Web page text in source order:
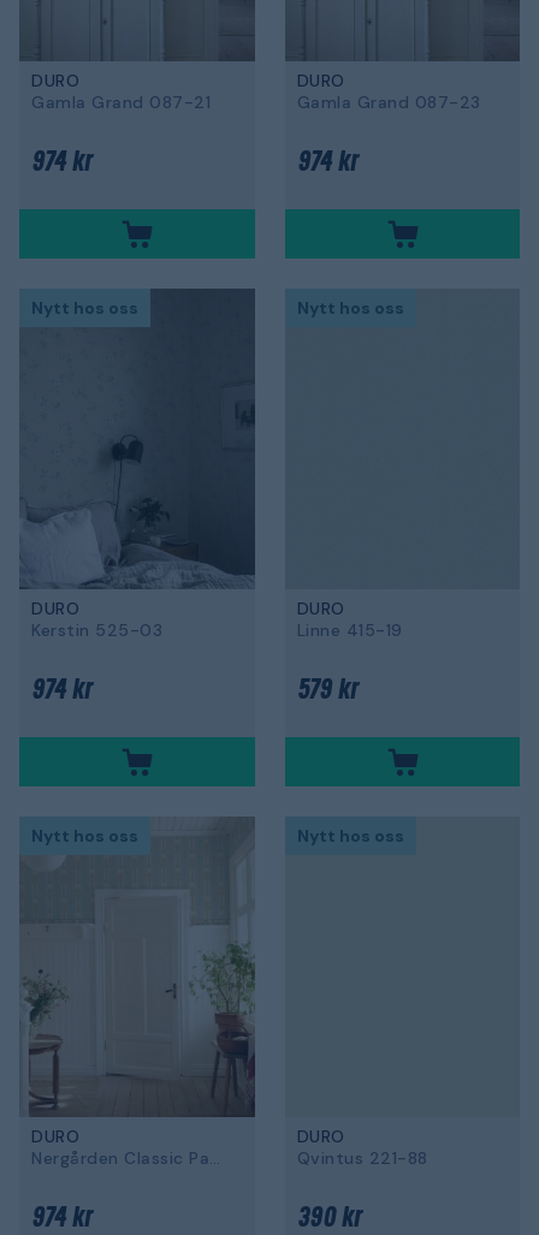
DURO
Gamla Grand 087-21
974 kr
DURO
Gamla Grand 087-23
974 kr
Nytt hos oss
DURO
Kerstin 525-03
974 kr
Nytt hos oss
DURO
Linne 415-19
579 kr
Nytt hos oss
DURO
Nergården Classic Paper 008-15
974 kr
Nytt hos oss
DURO
Qvintus 221-88
390 kr